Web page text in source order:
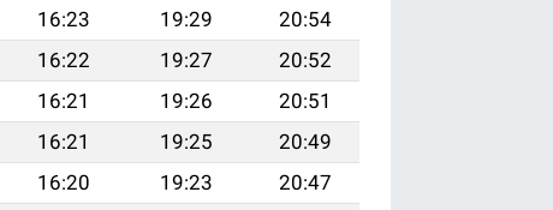
16:23 19:29
20:54
16:22 19:27
20:52
16:21 19:26
20:51
16:21 19:25
20:49
16:20 19:23
20:47